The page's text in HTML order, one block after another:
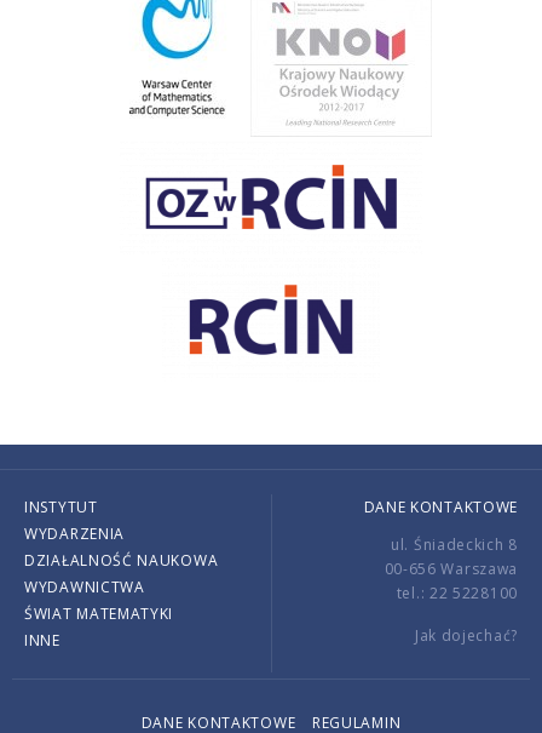
INSTYTUT
WYDARZENIA
DZIAŁALNOŚĆ NAUKOWA
WYDAWNICTWA
ŚWIAT MATEMATYKI
INNE
DANE KONTAKTOWE
ul. Śniadeckich 8
00-656 Warszawa
tel.: 22 5228100
Jak dojechać?
DANE KONTAKTOWE REGULAMIN